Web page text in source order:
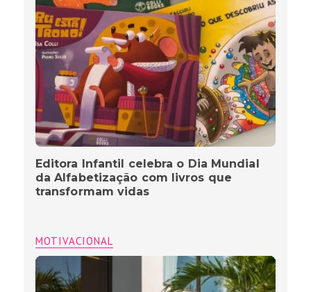
Editora Infantil celebra o Dia Mundial
da Alfabetização com livros que
transformam vidas
MOTIVACIONAL